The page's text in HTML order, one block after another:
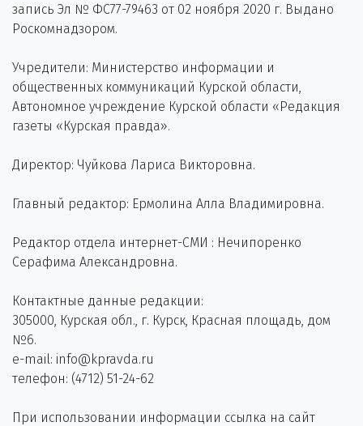
запись Эл № ФС77-79463 от 02 ноября 2020 г. Выдано
Роскомнадзором.
Учредители: Министерство информации и
общественных коммуникаций Курской области,
Автономное учреждение Курской области «Редакция
газеты «Курская правда».
Директор: Чуйкова Лариса Викторовна.
Главный редактор: Ермолина Алла Владимировна.
Редактор отдела интернет-СМИ : Нечипоренко
Серафима Александровна.
Контактные данные редакции:
305000, Курская обл., г. Курск, Красная площадь, дом
№6.
e-mail: info@kpravda.ru
телефон: (4712) 51-24-62
При использовании информации ссылка на сайт